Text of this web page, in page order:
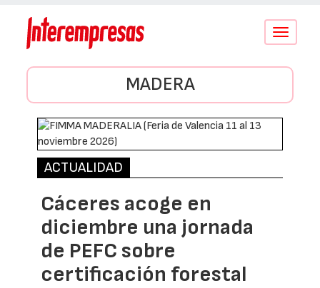
Conmutar
MADERA
ACTUALIDAD
Cáceres acoge en
diciembre una jornada
de PEFC sobre
certificación forestal